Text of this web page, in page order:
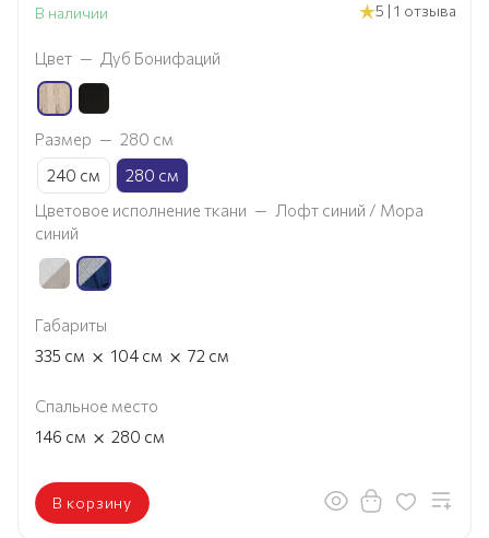
В наличии 5 | 1 отзыва
Цвет — Дуб Бонифаций
Размер — 280 см
240 см
280 см
Цветовое исполнение ткани — Лофт синий / Мора
синий
Габариты
335 см × 104 см × 72 см
Спальное место
146 см × 280 см
В корзину